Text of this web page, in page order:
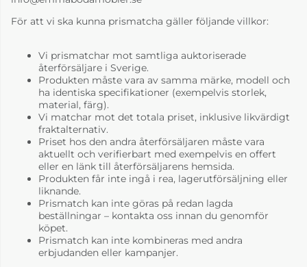
För att vi ska kunna prismatcha gäller följande villkor:
Vi prismatchar mot samtliga auktoriserade
återförsäljare i Sverige.
Produkten måste vara av samma märke, modell och
ha identiska specifikationer (exempelvis storlek,
material, färg).
Vi matchar mot det totala priset, inklusive likvärdigt
fraktalternativ.
Priset hos den andra återförsäljaren måste vara
aktuellt och verifierbart med exempelvis en offert
eller en länk till återförsäljarens hemsida.
Produkten får inte ingå i rea, lagerutförsäljning eller
liknande.
Prismatch kan inte göras på redan lagda
beställningar – kontakta oss innan du genomför
köpet.
Prismatch kan inte kombineras med andra
erbjudanden eller kampanjer.